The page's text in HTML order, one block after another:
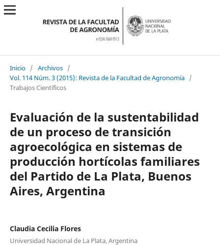
Inicio / Archivos /
Vol. 114 Núm. 3 (2015): Revista de la Facultad de Agronomía /
Trabajos Científicos
Evaluación de la sustentabilidad
de un proceso de transición
agroecológica en sistemas de
producción hortícolas familiares
del Partido de La Plata, Buenos
Aires, Argentina
Claudia Cecilia Flores
Universidad Nacional de La Plata, Argentina